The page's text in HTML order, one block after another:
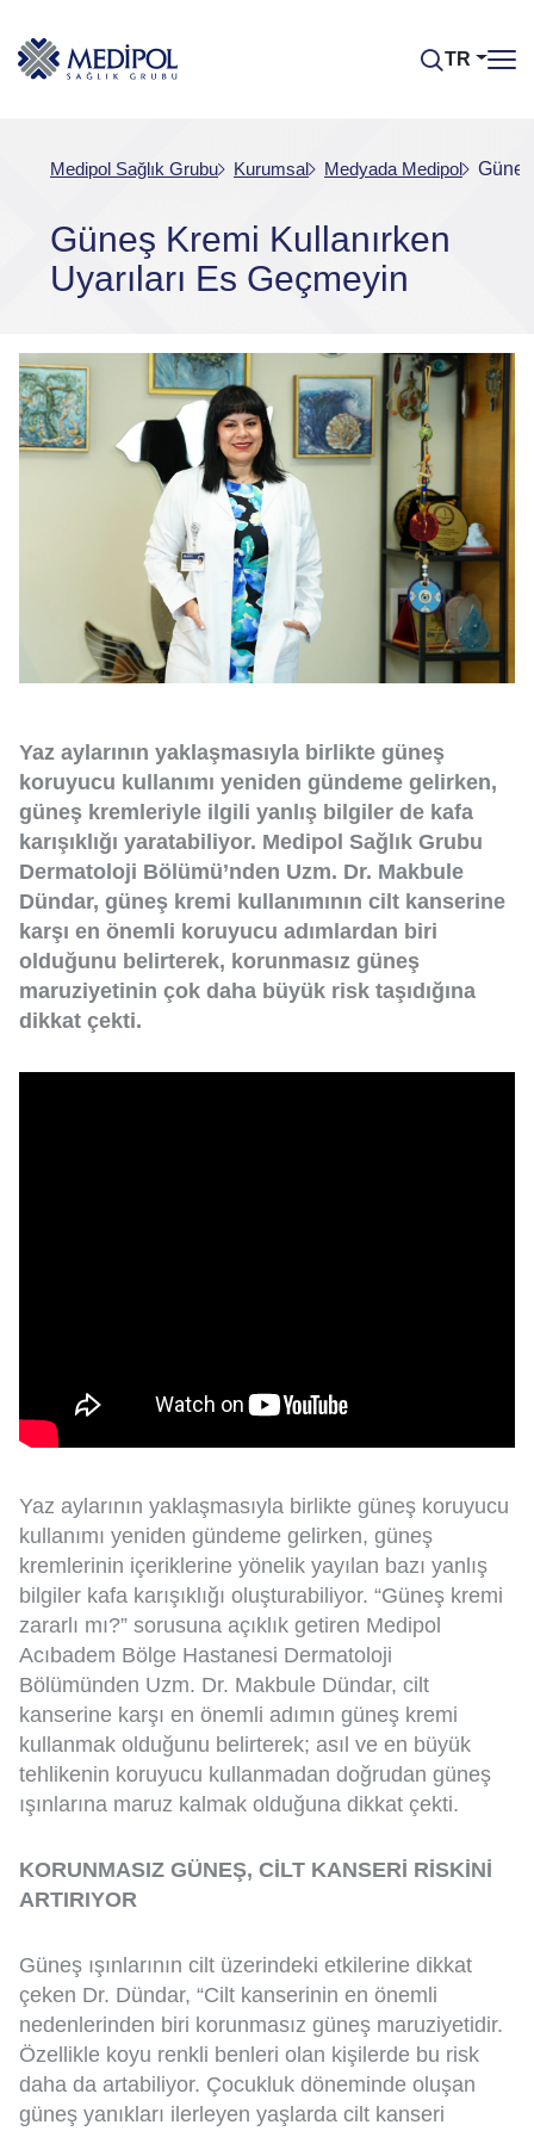
TR
Medipol Sağlık Grubu Kurumsal Medyada Medipol
Güneş Kremi Kullanırken
Uyarıları Es Geçmeyin
Yaz aylarının yaklaşmasıyla birlikte güneş
koruyucu kullanımı yeniden gündeme gelirken,
güneş kremleriyle ilgili yanlış bilgiler de kafa
karışıklığı yaratabiliyor. Medipol Sağlık Grubu
Dermatoloji Bölümü’nden Uzm. Dr. Makbule
Dündar, güneş kremi kullanımının cilt kanserine
karşı en önemli koruyucu adımlardan biri
olduğunu belirterek, korunmasız güneş
maruziyetinin çok daha büyük risk taşıdığına
dikkat çekti.
Yaz aylarının yaklaşmasıyla birlikte güneş koruyucu
kullanımı yeniden gündeme gelirken, güneş
kremlerinin içeriklerine yönelik yayılan bazı yanlış
bilgiler kafa karışıklığı oluşturabiliyor. “Güneş kremi
zararlı mı?” sorusuna açıklık getiren Medipol
Acıbadem Bölge Hastanesi Dermatoloji
Bölümünden Uzm. Dr. Makbule Dündar, cilt
kanserine karşı en önemli adımın güneş kremi
kullanmak olduğunu belirterek; asıl ve en büyük
tehlikenin koruyucu kullanmadan doğrudan güneş
ışınlarına maruz kalmak olduğuna dikkat çekti.
KORUNMASIZ GÜNEŞ, CİLT KANSERİ RİSKİNİ
ARTIRIYOR
Güneş ışınlarının cilt üzerindeki etkilerine dikkat
çeken Dr. Dündar, “Cilt kanserinin en önemli
nedenlerinden biri korunmasız güneş maruziyetidir.
Özellikle koyu renkli benleri olan kişilerde bu risk
daha da artabiliyor. Çocukluk döneminde oluşan
güneş yanıkları ilerleyen yaşlarda cilt kanseri